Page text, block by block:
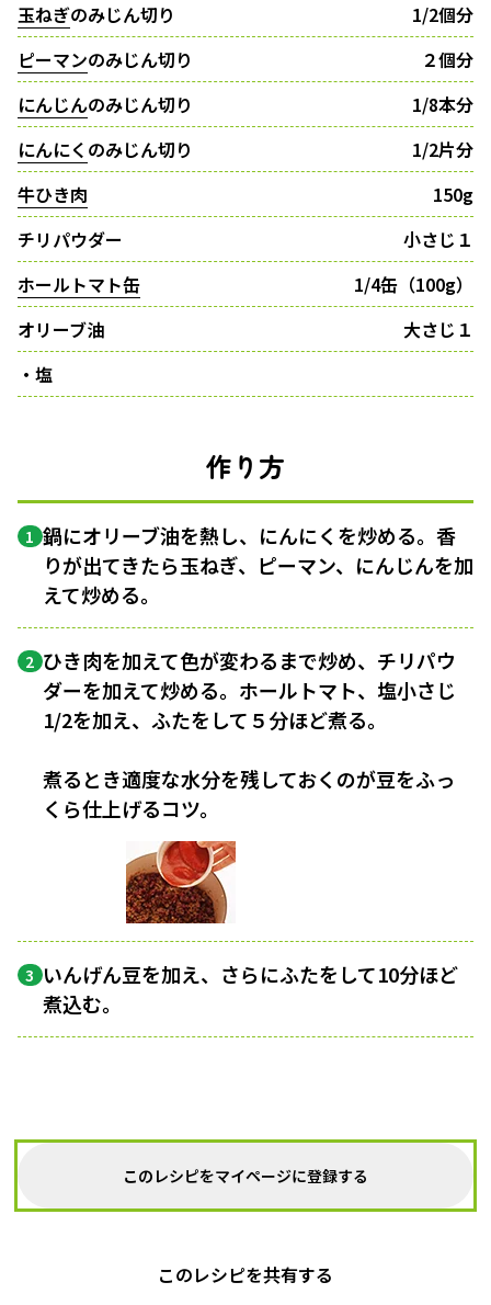
玉ねぎのみじん切り
1/2個分
ピーマンのみじん切り
２個分
にんじんのみじん切り
1/8本分
にんにく のみじん切り
1/2片分
牛ひき肉
150g
チリパウダー
小さじ１
ホールトマト缶
1/4缶（100g）
オリーブ油
大さじ１
・塩
作り方
1 鍋にオリーブ油を熱し、にんにくを炒める。香
りが出てきたら玉ねぎ、ピーマン、にんじんを加
えて炒める。
2 ひき肉を加えて色が変わるまで炒め、チリパウ
ダーを加えて炒める。ホールトマト、塩小さじ
1/2を加え、ふたをして５分ほど煮る。
煮るとき適度な水分を残しておくのが豆をふっ
くら仕上げるコツ。
3 いんげん豆を加え、さらにふたをして10分ほど
煮込む。
このレシピをマイページに登録する
このレシピを共有する